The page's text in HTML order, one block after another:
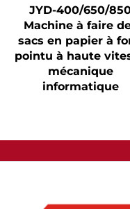
JYD-400/650/
Machine à faire
sacs en papier à
pointu à haute
mécanique
informatique